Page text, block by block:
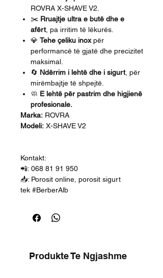
ROVRA X-SHAVE V2.
✂️ Rruajtje ultra e butë dhe e
afërt, pa irritim të lëkurës.
💎 Tehe çeliku inoxpër
performancë të gjatë dhe precizitet
maksimal.
🔄 Ndërrim i lehtë dhe i sigurt, për
mirëmbajtje të shpejtë.
🧼 E lehtë për pastrim dhe higjienë
profesionale.
Marka: ROVRA
Modeli: X-SHAVE V2
Kontakt:
📲: 068 81 91 950
📥: Porosit online, porosit sigurt
tek #BerberAlb
Produkte Te Ngjashme